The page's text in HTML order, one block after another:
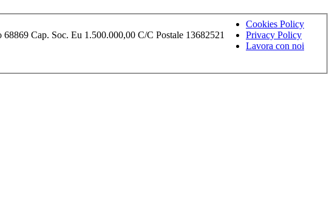
Cap. Soc. Eu 1.500.000,00 C/C Postale 13682521
Cookies Policy
Privacy Policy
Lavora con noi